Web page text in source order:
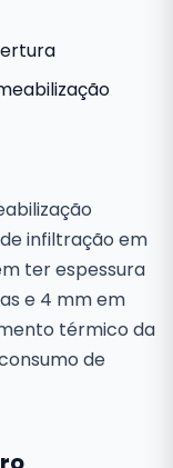
infiltração em
ter espessura
e 4 mm em
térmico da
de